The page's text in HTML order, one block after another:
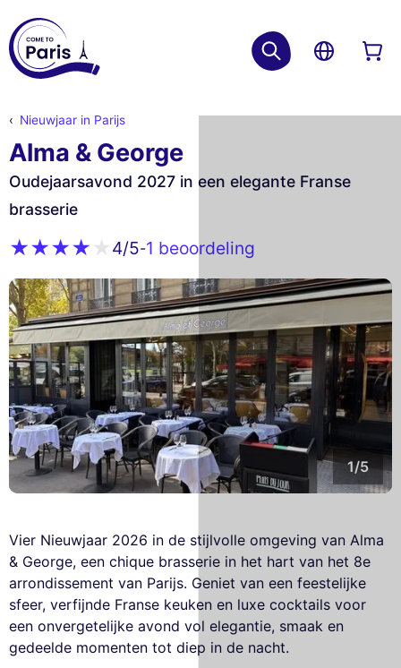
Nieuwjaar in Parijs
Alma & George
Oudejaarsavond 2027 in een elegante Franse
brasserie
4/5-1 beoordeling
1/5
Vier Nieuwjaar 2026 in de stijlvolle omgeving van Alma
& George, een chique brasserie in het hart van het 8e
arrondissement van Parijs. Geniet van een feestelijke
sfeer, verfijnde Franse keuken en luxe cocktails voor
een onvergetelijke avond vol elegantie, smaak en
gedeelde momenten tot diep in de nacht.